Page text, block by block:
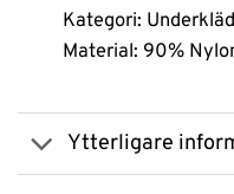
Kategori:
Material: 90%
Ytterligare